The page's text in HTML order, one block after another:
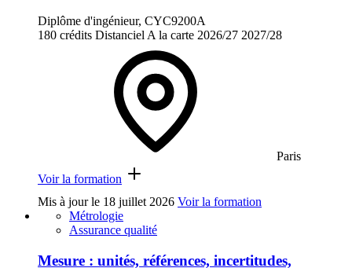
Diplôme d'ingénieur, CYC9200A
180 crédits Distanciel A la carte 2026/27 2027/28
Paris
Voir la formation
Mis à jour le 18 juillet 2026 Voir la formation
Métrologie
Assurance qualité
Mesure : unités, références, incertitudes,